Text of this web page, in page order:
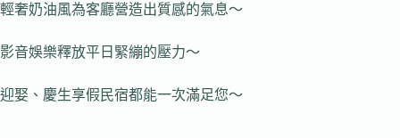
輕奢奶油風為客廳營造出質感的氣息～
影音娛樂釋放平日緊繃的壓力～
迎娶、慶生享假民宿都能一次滿足您～